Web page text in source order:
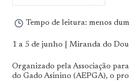
a
Tempo de leitura: menos
1 a 5 de junho | Miranda do
Organizado pela Associação
do Gado Asinino (AEPGA), o